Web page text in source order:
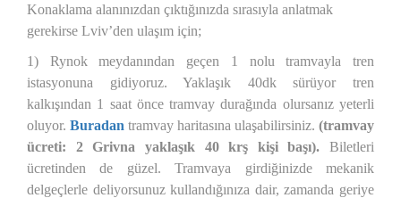
Konaklama alanınızdan çıktığınızda sırasıyla anlatmak
gerekirse Lviv’den ulaşım için;
1) Rynok meydanından geçen 1 nolu tramvayla tren
istasyonuna gidiyoruz. Yaklaşık 40dk sürüyor tren
kalkışından 1 saat önce tramvay durağında olursanız yeterli
oluyor. Buradan tramvay haritasına ulaşabilirsiniz. (tramvay
ücreti: 2 Grivna yaklaşık 40 krş kişi başı). Biletleri
ücretinden de güzel. Tramvaya girdiğinizde mekanik
delgeçlerle deliyorsunuz kullandığınıza dair, zamanda geriye